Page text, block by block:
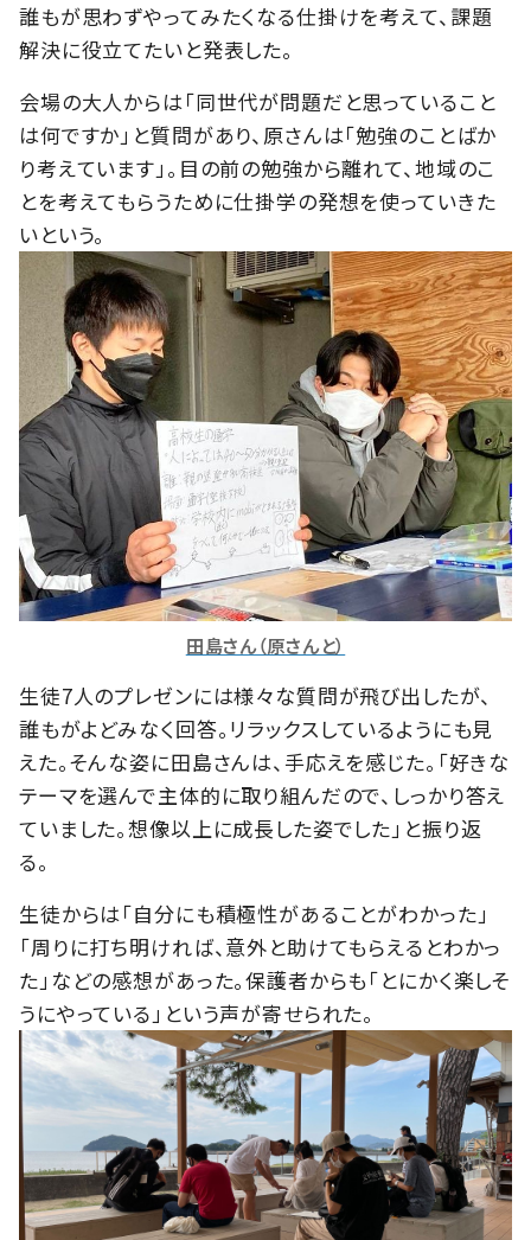
誰もが思わずやってみたくなる仕掛けを考えて、課題
解決に役立てたいと発表した。
会場の大人からは「同世代が問題だと思っていること
は何ですか」と質問があり、原さんは「勉強のことばか
り考えています」。目の前の勉強から離れて、地域のこ
とを考えてもらうために仕掛学の発想を使っていきた
いという。
田島さん（原さんと）
生徒7人のプレゼンには様々な質問が飛び出したが、
誰もがよどみなく回答。リラックスしているようにも見
えた。そんな姿に田島さんは、手応えを感じた。「好きな
テーマを選んで主体的に取り組んだので、しっかり答え
ていました。想像以上に成長した姿でした」と振り返
る。
生徒からは「自分にも積極性があることがわかった」
「周りに打ち明ければ、意外と助けてもらえるとわかっ
た」などの感想があった。保護者からも「とにかく楽しそ
うにやっている」という声が寄せられた。